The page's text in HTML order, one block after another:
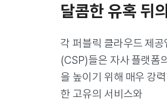
달콤한 유혹 뒤
각 퍼블릭 클라우드 제공
(CSP)들은 자사 플랫폼
을 높이기 위해 매우 강
한 고유의 서비스와